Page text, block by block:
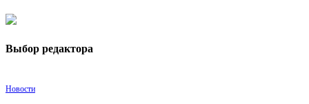
Выбор редактора
Новости